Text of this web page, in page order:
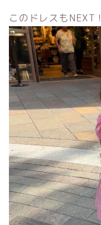
このドレスもNEXT！